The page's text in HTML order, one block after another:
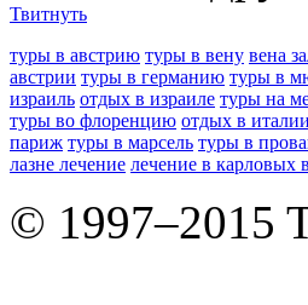
Твитнуть
туры в австрию туры в вену вена
австрии туры в германию туры в
израиль отдых в израиле туры на
туры во флоренцию отдых в италии
париж туры в марсель туры в
лазне лечение лечение в карловых
© 1997–2015